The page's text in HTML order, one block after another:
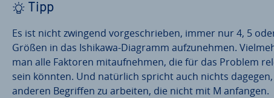
Tipp
Es ist nicht zwingend vor­ge­schrie­ben, immer nur 4, 5
Größen in das Ishikawa-Diagramm auf­zu­neh­men.
man alle Faktoren mit­auf­neh­men, die für das Problem
sein könnten. Und natürlich spricht auch nichts
anderen Begriffen zu arbeiten, die nicht mit M anfangen.